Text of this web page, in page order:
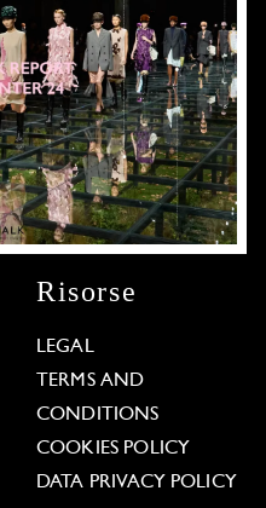
Risorse
LEGAL
TERMS AND
CONDITIONS
COOKIES POLICY
DATA PRIVACY POLICY